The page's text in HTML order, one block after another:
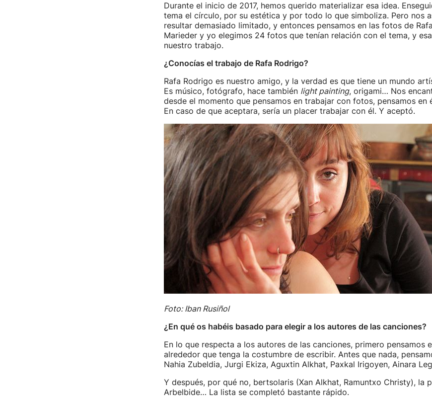
Durante el inicio de 2017, hemos querido materializar esa idea.
tema el círculo, por su estética y por todo lo que simboliza. Pero nos
resultar demasiado limitado, y entonces pensamos en las fotos de
Marieder y yo elegimos 24 fotos que tenían relación con el tema, y
nuestro trabajo.
¿Conocías el trabajo de Rafa Rodrigo?
Rafa Rodrigo es nuestro amigo, y la verdad es que tiene un mundo
Es músico, fotógrafo, hace también light painting, origami… Nos
desde el momento que pensamos en trabajar con fotos, pensamos en
En caso de que aceptara, sería un placer trabajar con él. Y aceptó.
Foto: Iban Rusiñol
¿En qué os habéis basado para elegir a los autores de las canciones?
En lo que respecta a los autores de las canciones, primero pensamos
alrededor que tenga la costumbre de escribir. Antes que nada,
Nahia Zubeldia, Jurgi Ekiza, Aguxtin Alkhat, Paxkal Irigoyen, Ainara
Y después, por qué no, bertsolaris (Xan Alkhat, Ramuntxo Christy), la
Arbelbide… La lista se completó bastante rápido.